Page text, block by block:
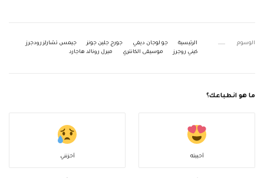
الوسوم الرئيسية جو لوجان ديفي جورج جلين جونز
جيمس تشارلز رودجرز
كيني روجرز
موسيقى الكانتري ميرل رونالد هاجارد
ما هو انطباعك؟
أحببته أحزنني